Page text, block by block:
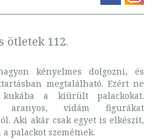
ötletek 112.
kényelmes dolgozni, és
megtalálható. Ezért ne
a kiürült palackokat.
aranyos, vidám figurákat
Aki akár csak egyet is elkészít,
palackot szemétnek.